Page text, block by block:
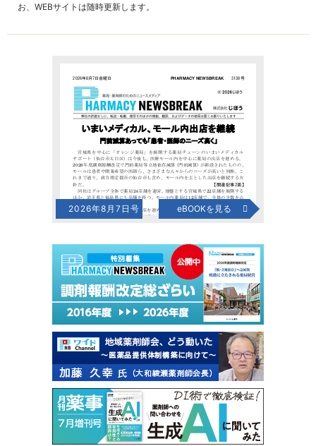
お、WEBサイトは随時更新します。
2026年8月7日号 eBOOKを見る